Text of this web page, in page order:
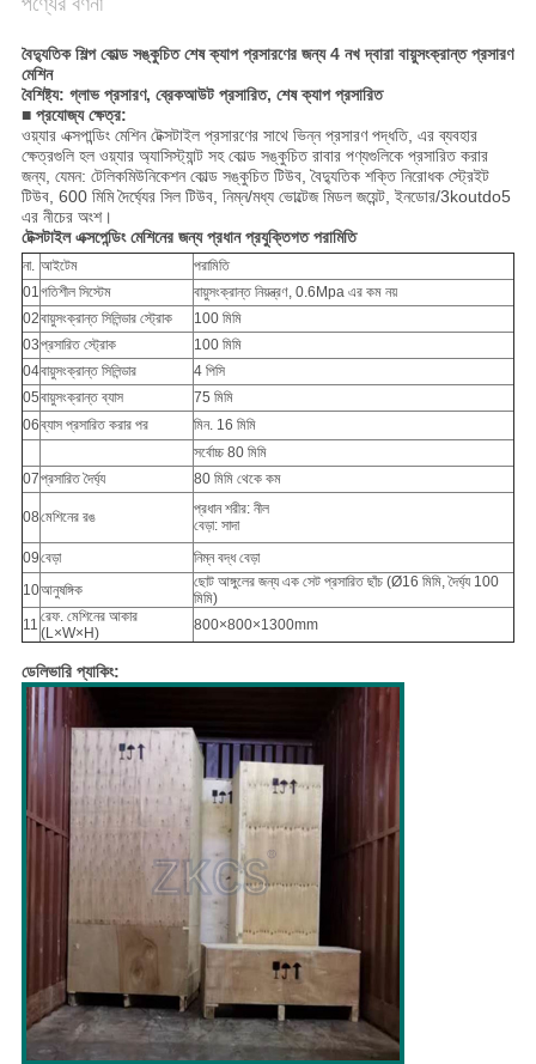
গোপনীয়তা
নীতি
বৈদ্যুতিক শিল্প কোল্ড সঙ্কুচিত শেষ ক্যাপ প্রসারণের জন্য 4 নখ দ্বারা বায়ুসংক্রান্ত প্রসারণ
মেশিন
বৈশিষ্ট্য: গ্লাভ প্রসারণ, ব্রেকআউট প্রসারিত, শেষ ক্যাপ প্রসারিত
■ প্রযোজ্য ক্ষেত্র:
ওয়্যার এক্সপান্ডিং মেশিন টেক্সটাইল প্রসারণের সাথে ভিন্ন প্রসারণ পদ্ধতি, এর ব্যবহার
ক্ষেত্রগুলি হল ওয়্যার অ্যাসিস্ট্যান্ট সহ কোল্ড সঙ্কুচিত রাবার পণ্যগুলিকে প্রসারিত করার
জন্য, যেমন: টেলিকমিউনিকেশন কোল্ড সঙ্কুচিত টিউব, বৈদ্যুতিক শক্তি নিরোধক স্ট্রেইট
টিউব, 600 মিমি দৈর্ঘ্যের সিল টিউব, নিম্ন/মধ্য ভোল্টেজ মিডল জয়েন্ট, ইনডোর/3koutdo5
এর নীচের অংশ।
টেক্সটাইল এক্সপেন্ডিং মেশিনের জন্য প্রধান প্রযুক্তিগত পরামিতি
না. আইটেম
পরামিতি
01গতিশীল সিস্টেম
বায়ুসংক্রান্ত নিয়ন্ত্রণ, 0.6Mpa এর কম নয়
02বায়ুসংক্রান্ত সিলিন্ডার স্ট্রোক
100 মিমি
03প্রসারিত স্ট্রোক
100 মিমি
04বায়ুসংক্রান্ত সিলিন্ডার
4 পিসি
05বায়ুসংক্রান্ত ব্যাস
75 মিমি
06ব্যাস প্রসারিত করার পর
মিন. 16 মিমি
সর্বোচ্চ 80 মিমি
07প্রসারিত দৈর্ঘ্য 80 মিমি থেকে কম
08মেশিনের রঙ
প্রধান শরীর: নীল
বেড়া: সাদা
09বেড়া
নিম্ন বদ্ধ বেড়া
10আনুষঙ্গিক
ছোট আঙ্গুলের জন্য এক সেট প্রসারিত ছাঁচ (Ø16 মিমি, দৈর্ঘ্য 100
মিমি)
11 রেফ. মেশিনের আকার
(L×W×H)
800×800×1300mm
ডেলিভারি প্যাকিং: